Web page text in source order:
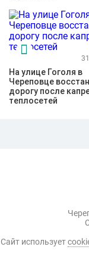
На улице Гоголя в
Череповце
дорогу после
теплосетей
Сайт использует